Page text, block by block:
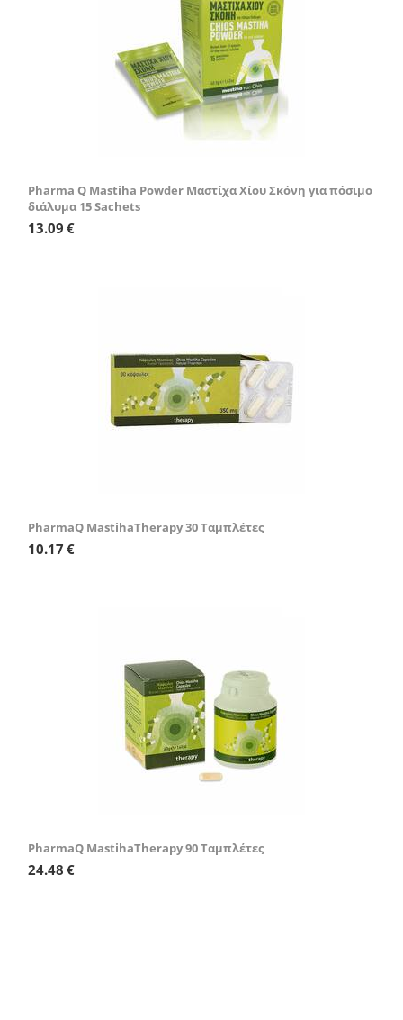
Pharma Q Mastiha Powder Μαστίχα Χίου Σκόνη για πόσιμο
διάλυμα 15 Sachets
13.09 €
PharmaQ MastihaTherapy 30 Ταμπλέτες
10.17 €
PharmaQ MastihaTherapy 90 Ταμπλέτες
24.48 €